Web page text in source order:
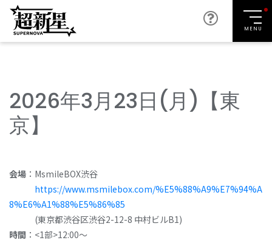
MENU
2026年3月23日(月)【東
京】
会場 ：MsmileBOX渋谷
https://www.msmilebox.com/%E5%88%A9%E7%94%A
8%E6%A1%88%E5%86%85
(東京都渋谷区渋谷2-12-8 中村ビルB1)
時間 ：<1部>12:00～